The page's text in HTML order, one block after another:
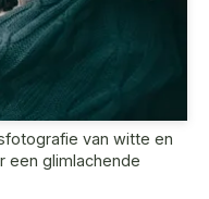
van witte en
een glimlachende